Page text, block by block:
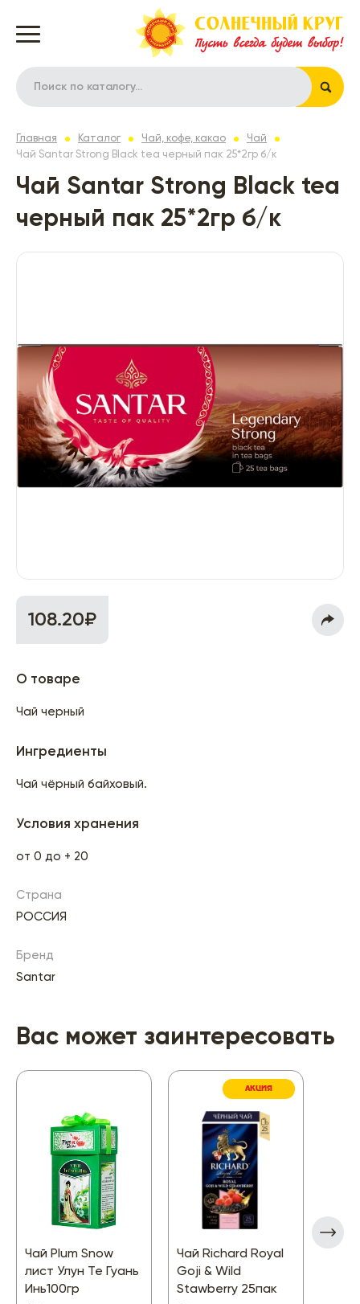
Главная Каталог Чай, кофе, какао
Чай
Чай Santar Strong Black tea черный пак 25*2гр б/к
Чай Santar Strong Black tea
черный пак 25*2гр б/к
108.20₽
О товаре
Чай черный
Ингредиенты
Чай чёрный байховый.
Условия хранения
от 0 до + 20
Страна
РОССИЯ
Бренд
Santar
Вас может заинтересовать
Чай Plum Snow
лист Улун Те Гуань
Инь100гр
Чай Richard Royal
Goji & Wild
Stawberry 25пак
АКЦИЯ